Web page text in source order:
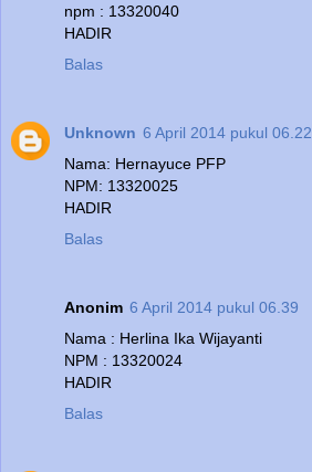
npm : 13320040
HADIR
Balas
Unknown 6 April 2014 pukul 06.22
Nama: Hernayuce PFP
NPM: 13320025
HADIR
Balas
Anonim 6 April 2014 pukul 06.39
Nama : Herlina Ika Wijayanti
NPM : 13320024
HADIR
Balas